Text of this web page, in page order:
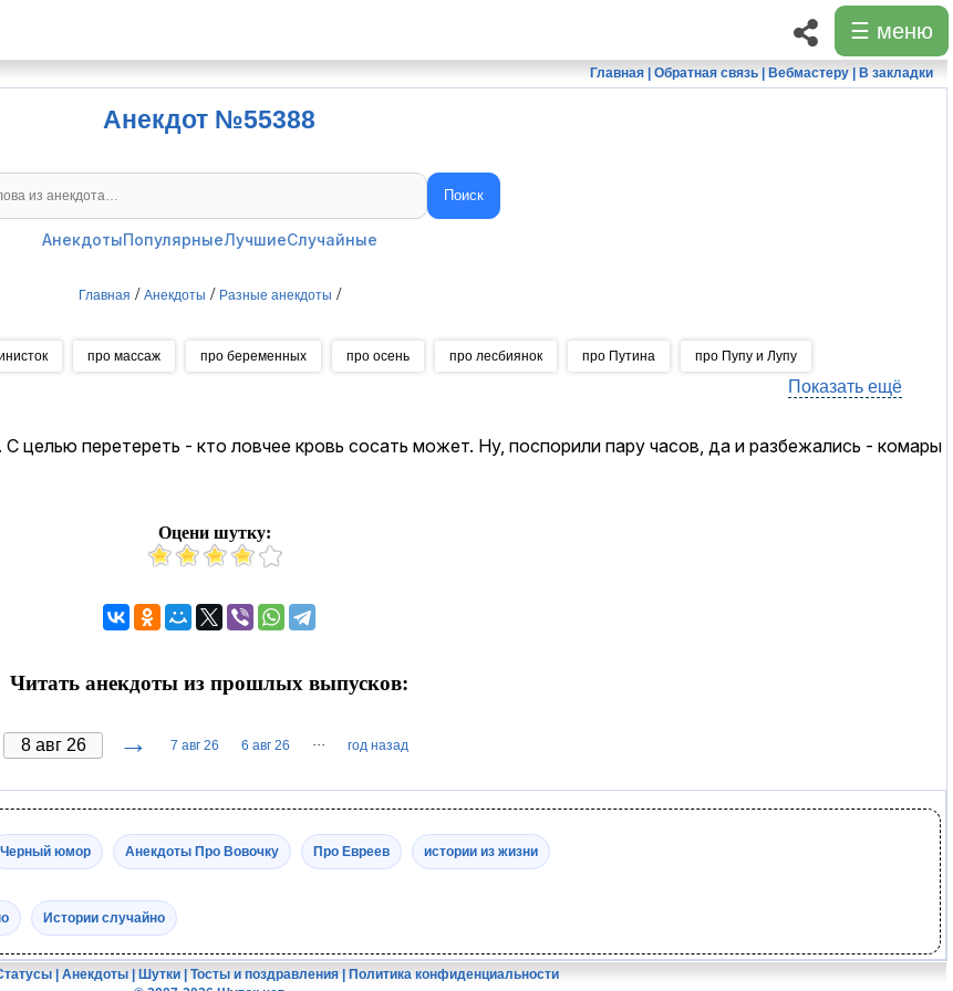
☰ меню
Главная| Обратная связь| Вебмастеру| В закладки
Анекдот №55388
Поиск
АнекдотыПопулярныеЛучшиеСлучайные
Главная / Анекдоты / Разные анекдоты /
про массаж про беременных про осень про лесбиянок про Путина про Пупу и Лупу
Показать ещё
целью перетереть - кто ловчее кровь сосать может. Ну, поспорили пару часов, да и разбежались - комары
Оцени шутку:
Читать анекдоты из прошлых выпусков:
→ 7 авг 26 6 авг 26 ··· год назад
Черный юмор Анекдоты Про Вовочку Про Евреев истории из жизни
Истории случайно
| Анекдоты| Шутки| Тосты и поздравления| Политика конфиденциальности